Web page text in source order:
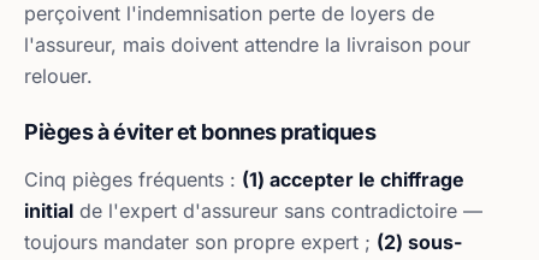
perçoivent l'indemnisation perte de loyers de
l'assureur, mais doivent attendre la livraison pour
relouer.
Pièges à éviter et bonnes pratiques
Cinq pièges fréquents : (1) accepter le chiffrage
initial de l'expert d'assureur sans contradictoire —
toujours mandater son propre expert ; (2) sous-